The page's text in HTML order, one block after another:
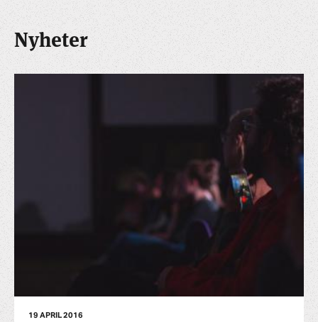
Nyheter
19 APRIL 2016